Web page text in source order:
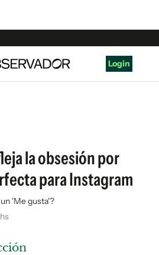
Login
la obsesión por
para Instagram
'Me gusta'?